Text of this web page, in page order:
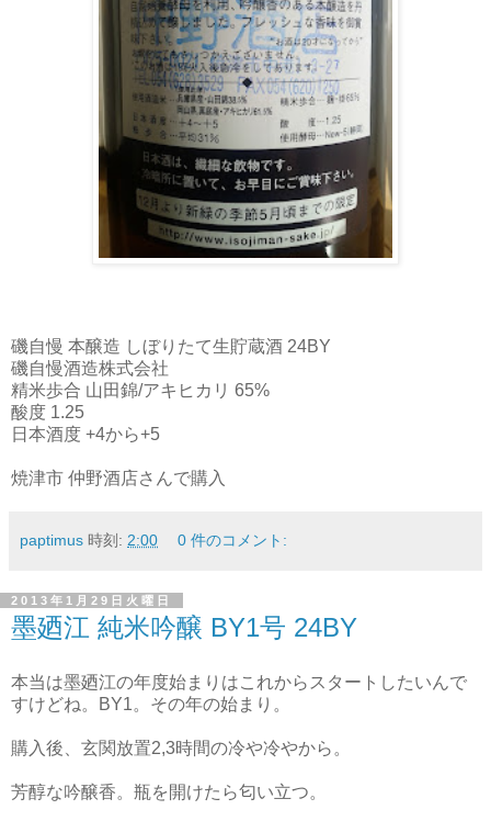
磯自慢 本醸造 しぼりたて生貯蔵酒 24BY
磯自慢酒造株式会社
精米歩合 山田錦/アキヒカリ 65%
酸度 1.25
日本酒度 +4から+5
焼津市 仲野酒店さんで購入
paptimus 時刻: 2:00 0 件のコメント:
2013年1月29日火曜日
墨廼江 純米吟醸 BY1号 24BY
本当は墨廼江の年度始まりはこれからスタートしたいんで
すけどね。BY1。その年の始まり。
購入後、玄関放置2,3時間の冷や冷やから。
芳醇な吟醸香。瓶を開けたら匂い立つ。